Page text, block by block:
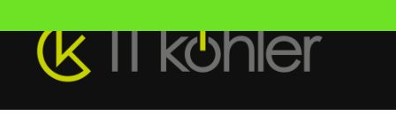
Inhalt
springen